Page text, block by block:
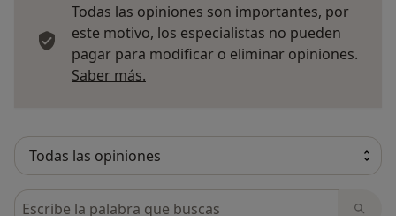
Todas las opiniones son importantes, por
este motivo, los especialistas no pueden
pagar para modificar o eliminar opiniones.
Saber más.
Busca en opiniones